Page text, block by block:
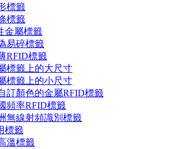
標籤
標籤
金屬標籤
易碎標籤
RFID標籤
標籤上的大尺寸
標籤上的小尺寸
訂顏色的金屬RFID標籤
頻率RFID標籤
無線射頻識別標籤
標籤
溫標籤